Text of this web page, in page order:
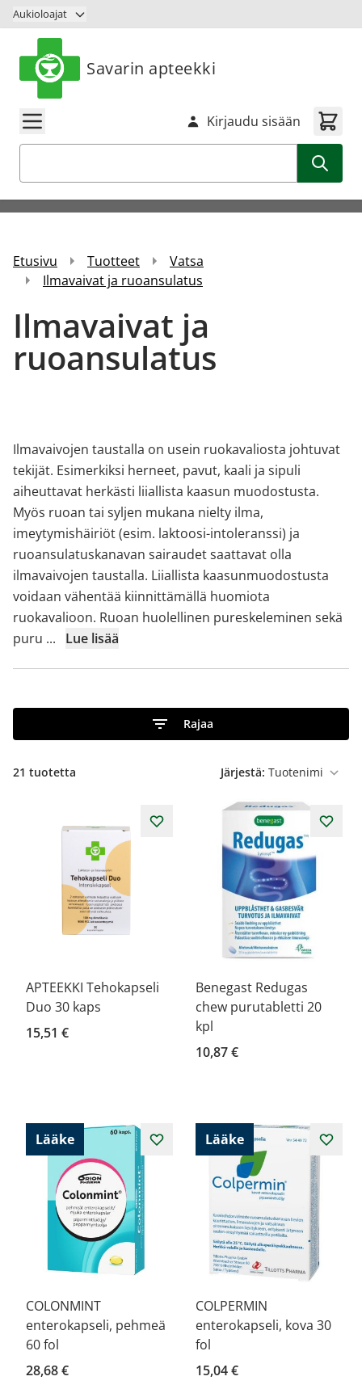
Siirry sisältöön
Aukioloajat
Savarin apteekki
Kirjaudu sisään
Etusivu Tuotteet
Vatsa
Ilmavaivat ja ruoansulatus
Ilmavaivat ja
ruoansulatus
Ilmavaivojen taustalla on usein ruokavaliosta johtuvat
tekijät. Esimerkiksi herneet, pavut, kaali ja sipuli
aiheuttavat herkästi liiallista kaasun muodostusta.
Myös ruoan tai syljen mukana nielty ilma,
imeytymishäiriöt (esim. laktoosi-intoleranssi) ja
ruoansulatuskanavan sairaudet saattavat olla
ilmavaivojen taustalla. Liiallista kaasunmuodostusta
voidaan vähentää kiinnittämällä huomiota
ruokavalioon. Ruoan huolellinen pureskeleminen sekä
puru ... Lue lisää
Rajaa
21 tuotetta Järjestä:
APTEEKKI Tehokapseli
Duo 30 kaps
15,51 €
Benegast Redugas
chew purutabletti 20
kpl
10,87 €
Lääke
COLONMINT
enterokapseli, pehmeä
60 fol
28,68 €
Lääke
COLPERMIN
enterokapseli, kova 30
fol
15,04 €